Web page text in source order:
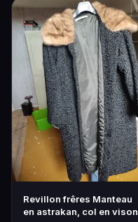
Revillon frêres Manteau
en astrakan, col en vison